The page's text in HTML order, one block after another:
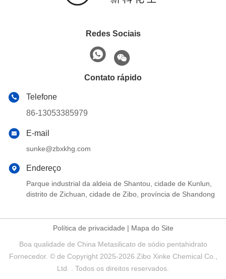
Redes Sociais
Contato rápido
Telefone
86-13053385979
E-mail
sunke@zbxkhg.com
Endereço
Parque industrial da aldeia de Shantou, cidade de Kunlun,
distrito de Zichuan, cidade de Zibo, província de Shandong
Política de privacidade | Mapa do Site
Boa qualidade de China Metasilicato de sódio pentahidrato
Fornecedor. © de Copyright 2025-2026 Zibo Xinke Chemical Co.,
Ltd. . Todos os direitos reservados.